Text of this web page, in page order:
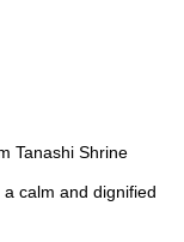
Tanashi Shrine
calm and dignified